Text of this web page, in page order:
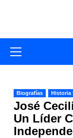
primario
Biografías Historia
José
Un Líder